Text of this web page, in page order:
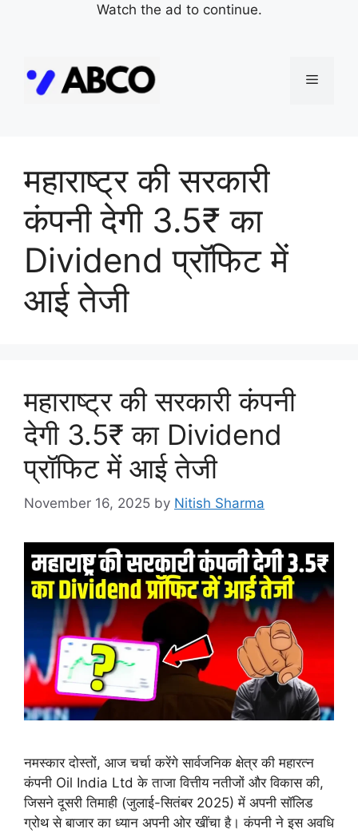
Watch the ad to continue.
content
Menu
महाराष्ट्र की सरकारी
कंपनी देगी 3.5₹ का
Dividend प्रॉफिट में
आई तेजी
महाराष्ट्र की सरकारी कंपनी
देगी 3.5₹ का Dividend
प्रॉफिट में आई तेजी
November 16, 2025 by Nitish Sharma
नमस्कार दोस्तों, आज चर्चा करेंगे सार्वजनिक क्षेत्र की महारत्न
कंपनी Oil India Ltd के ताजा वित्तीय नतीजों और विकास की,
जिसने दूसरी तिमाही (जुलाई-सितंबर 2025) में अपनी सॉलिड
ग्रोथ से बाजार का ध्यान अपनी ओर खींचा है। कंपनी ने इस अवधि